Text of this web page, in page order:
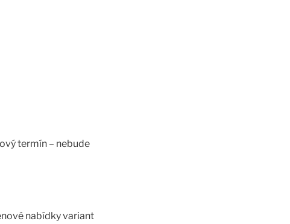
termín – nebude
nabídky variant